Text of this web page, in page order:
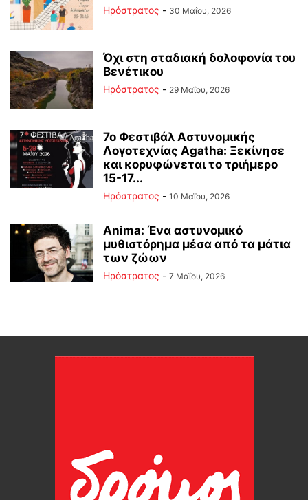
Ηρόστρατος - 30 Μαΐου, 2026
Όχι στη σταδιακή δολοφονία του
Βενέτικου
Ηρόστρατος - 29 Μαΐου, 2026
7ο Φεστιβάλ Αστυνομικής
Λογοτεχνίας Agatha: Ξεκίνησε
και κορυφώνεται το τριήμερο
15-17...
Ηρόστρατος - 10 Μαΐου, 2026
Anima: Ένα αστυνομικό
μυθιστόρημα μέσα από τα μάτια
των ζώων
Ηρόστρατος - 7 Μαΐου, 2026